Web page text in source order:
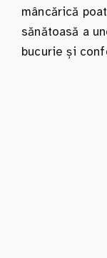
mâncărică
sănătoasă a
bucurie și